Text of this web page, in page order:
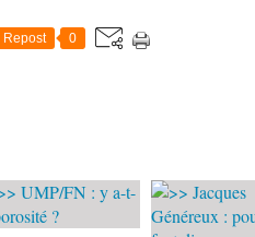
Repost 0